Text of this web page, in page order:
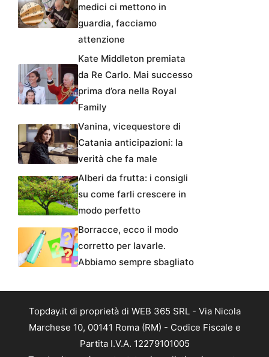
medici ci mettono in
guardia, facciamo
attenzione
Kate Middleton premiata
da Re Carlo. Mai successo
prima d’ora nella Royal
Family
Vanina, vicequestore di
Catania anticipazioni: la
verità che fa male
Alberi da frutta: i consigli
su come farli crescere in
modo perfetto
Borracce, ecco il modo
corretto per lavarle.
Abbiamo sempre sbagliato
Topday.it di proprietà di WEB 365 SRL - Via Nicola
Marchese 10, 00141 Roma (RM) - Codice Fiscale e
Partita I.V.A. 12279101005